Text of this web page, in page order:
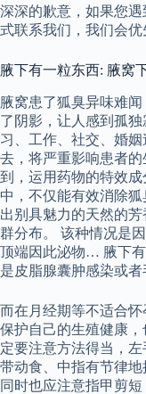
深深的歉意，如果您
式联系我们，我们会优
腋下有一粒东西: 腋窝
腋窝患了狐臭异味难
了阴影，让人感到孤
习、工作、社交、婚
去，将严重影响患者
到，运用药物的特效
中，不仅能有效消除
出别具魅力的天然的
群分布。 该种情况是
顶端因此泌物… 腋下
是皮脂腺囊肿感染或者
而在月经期等不适合
保护自己的生殖健康
定要注意方法得当，
带动食、中指有节律地
同时也应注意指甲剪